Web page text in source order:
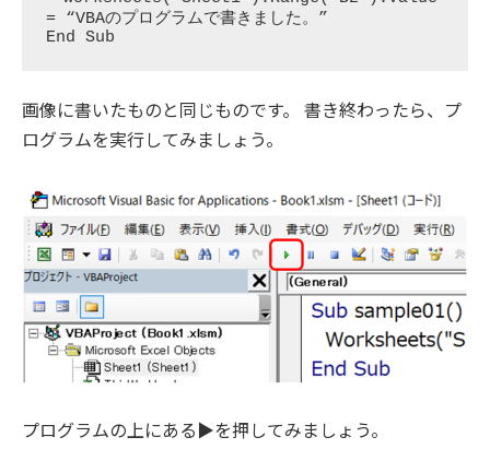
= “VBAのプログラムで書きました。”
画像に書いたものと同じものです。 書き終わったら、プ
ログラムを実行してみましょう。
プログラムの上にある▶を押してみましょう。